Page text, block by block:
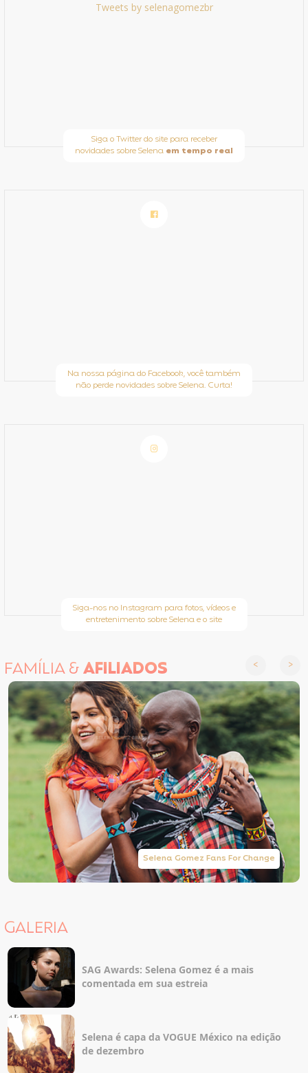
Tweets by selenagomezbr
Siga o Twitter do site para receber
novidades sobre Selena em tempo real
Na nossa página do Facebook, você também
não perde novidades sobre Selena. Curta!
Siga-nos no Instagram para fotos, vídeos e
entretenimento sobre Selena e o site
FAMÍLIA &AFILIADOS
Selena Gomez Fans For Change
GALERIA
SAG Awards: Selena Gomez é a mais
comentada em sua estreia
Selena é capa da VOGUE México na edição
de dezembro